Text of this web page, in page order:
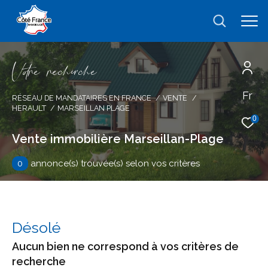
Fr
0
Vore recece
RÉSEAU DE MANDATAIRES EN FRANCE
VENTE
HERAULT
MARSEILLAN PLAGE
Vente immobilière Marseillan-Plage
0 annonce(s) trouvée(s) selon vos critères
Désolé
Aucun bien ne correspond à vos critères de
recherche
Effectuer une recherche
et trouver le bien qui correspond à vos
critères
Type
d'offre
Vente
bien
Ville